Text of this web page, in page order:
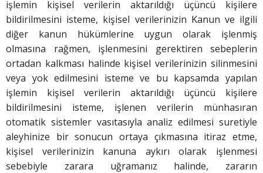
işlemin kişisel verilerin aktarıldığı üçüncü kişilere
bildirilmesini isteme, kişisel verilerinizin Kanun ve ilgili
diğer kanun hükümlerine uygun olarak işlenmiş
olmasına rağmen, işlenmesini gerektiren sebeplerin
ortadan kalkması halinde kişisel verilerinizin silinmesini
veya yok edilmesini isteme ve bu kapsamda yapılan
işlemin kişisel verilerin aktarıldığı üçüncü kişilere
bildirilmesini isteme, işlenen verilerin münhasıran
otomatik sistemler vasıtasıyla analiz edilmesi suretiyle
aleyhinize bir sonucun ortaya çıkmasına itiraz etme,
kişisel verilerinizin kanuna aykırı olarak işlenmesi
sebebiyle zarara uğramanız halinde, zararın